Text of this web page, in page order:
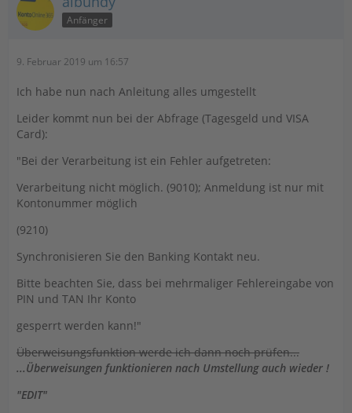
Anfänger
9. Februar 2019 um 16:57
Ich habe nun nach Anleitung alles umgestellt
Leider kommt nun bei der Abfrage (Tagesgeld und VISA
Card):
"Bei der Verarbeitung ist ein Fehler aufgetreten:
Verarbeitung nicht möglich. (9010); Anmeldung ist nur mit
Kontonummer möglich
(9210)
Synchronisieren Sie den Banking Kontakt neu.
Bitte beachten Sie, dass bei mehrmaliger Fehlereingabe von
PIN und TAN Ihr Konto
gesperrt werden kann!"
Überweisungsfunktion werde ich dann noch prüfen...
...Überweisungen funktionieren nach Umstellung auch wieder !
"EDIT"